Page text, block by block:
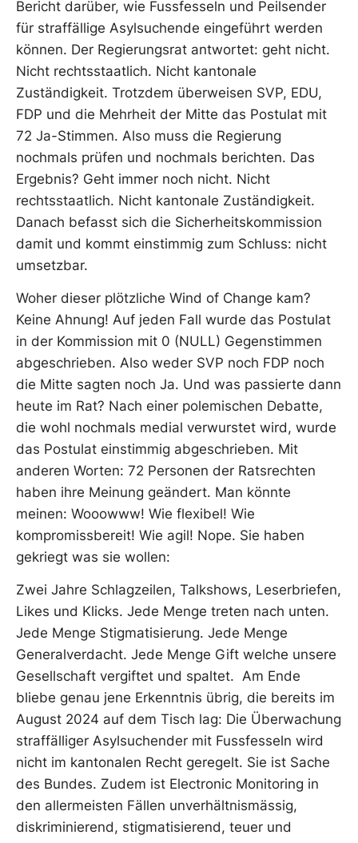
Bericht darüber, wie Fussfesseln und Peilsender
für straffällige Asylsuchende eingeführt werden
können. Der Regierungsrat antwortet: geht nicht.
Nicht rechtsstaatlich. Nicht kantonale
Zuständigkeit. Trotzdem überweisen SVP, EDU,
FDP und die Mehrheit der Mitte das Postulat mit
72 Ja-Stimmen. Also muss die Regierung
nochmals prüfen und nochmals berichten. Das
Ergebnis? Geht immer noch nicht. Nicht
rechtsstaatlich. Nicht kantonale Zuständigkeit.
Danach befasst sich die Sicherheitskommission
damit und kommt einstimmig zum Schluss: nicht
umsetzbar.
Woher dieser plötzliche Wind of Change kam?
Keine Ahnung! Auf jeden Fall wurde das Postulat
in der Kommission mit 0 (NULL) Gegenstimmen
abgeschrieben. Also weder SVP noch FDP noch
die Mitte sagten noch Ja. Und was passierte dann
heute im Rat? Nach einer polemischen Debatte,
die wohl nochmals medial verwurstet wird, wurde
das Postulat einstimmig abgeschrieben. Mit
anderen Worten: 72 Personen der Ratsrechten
haben ihre Meinung geändert. Man könnte
meinen: Wooowww! Wie flexibel! Wie
kompromissbereit! Wie agil! Nope. Sie haben
gekriegt was sie wollen:
Zwei Jahre Schlagzeilen, Talkshows, Leserbriefen,
Likes und Klicks. Jede Menge treten nach unten.
Jede Menge Stigmatisierung. Jede Menge
Generalverdacht. Jede Menge Gift welche unsere
Gesellschaft vergiftet und spaltet. Am Ende
bliebe genau jene Erkenntnis übrig, die bereits im
August 2024 auf dem Tisch lag: Die Überwachung
straffälliger Asylsuchender mit Fussfesseln wird
nicht im kantonalen Recht geregelt. Sie ist Sache
des Bundes. Zudem ist Electronic Monitoring in
den allermeisten Fällen unverhältnismässig,
diskriminierend, stigmatisierend, teuer und